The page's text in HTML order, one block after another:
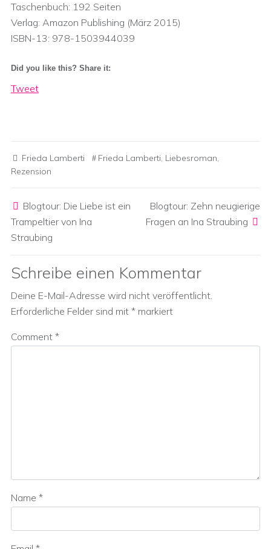
Taschenbuch: 192 Seiten
Verlag: Amazon Publishing (März 2015)
ISBN-13: 978-1503944039
Did you like this? Share it:
Tweet
Frieda Lamberti Frieda Lamberti, Liebesroman,
Rezension
Blogtour: Die Liebe ist ein
Trampeltier von Ina
Straubing
Blogtour: Zehn neugierige
Fragen an Ina Straubing
Schreibe einen Kommentar
Deine E-Mail-Adresse wird nicht veröffentlicht.
Erforderliche Felder sind mit * markiert
Comment *
Name *